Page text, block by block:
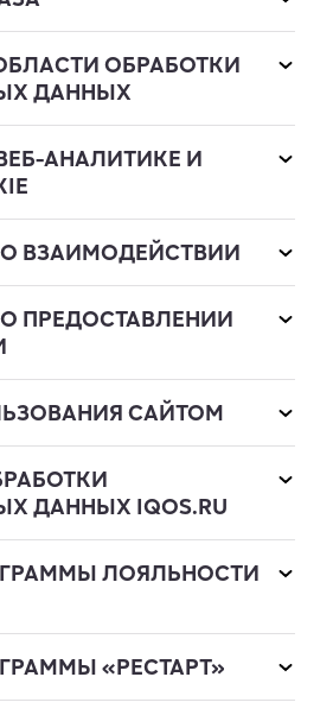
ОБРАБОТКИ
ДАННЫХ
АНАЛИТИКЕ И
ВЗАИМОДЕЙСТВИИ
ПРЕДОСТАВЛЕНИИ
САЙТОМ
ДАННЫХ IQOS.RU
ЛОЯЛЬНОСТИ
«РЕСТАРТ»